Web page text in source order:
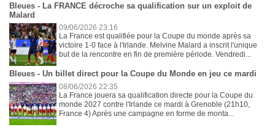
Bleues - La FRANCE décroche sa qualification sur un exploit de
Malard
09/06/2026 23:16
La France est qualifiée pour la Coupe du monde après sa
victoire 1-0 face à l'Irlande. Melvine Malard a inscrit l'unique
but de la rencontre en fin de première période. Vendredi...
Bleues - Un billet direct pour la Coupe du Monde en jeu ce mardi
08/06/2026 22:35
La France jouera sa qualification directe pour la Coupe du
monde 2027 contre l'Irlande ce mardi à Grenoble (21h10,
France 4) Après une campagne en forme de monta...